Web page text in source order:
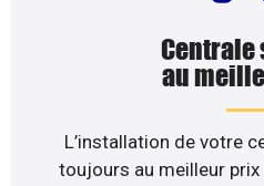
Centrale
au
L’installation de votre
toujours au meilleur